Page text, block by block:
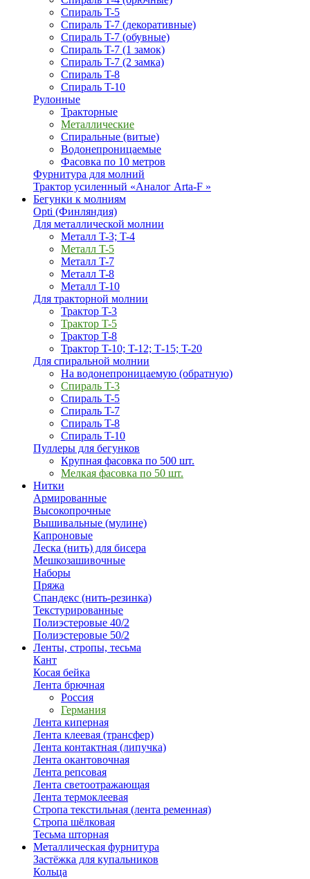
Спираль T-5
Спираль T-7 (декоративные)
Спираль T-7 (обувные)
Спираль T-7 (1 замок)
Спираль T-7 (2 замка)
Спираль T-8
Спираль T-10
Рулонные
Тракторные
Металлические
Спиральные (витые)
Водонепроницаемые
Фасовка по 10 метров
Фурнитура для молний
Трактор усиленный «Аналог Arta-F »
Бегунки к молниям
Opti (Финляндия)
Для металлической молнии
Металл T-3; T-4
Металл T-5
Металл T-7
Металл T-8
Металл T-10
Для тракторной молнии
Трактор T-3
Трактор T-5
Трактор T-8
Трактор T-10; T-12; Т-15; T-20
Для спиральной молнии
На водонепроницаемую (обратную)
Спираль T-3
Спираль T-5
Спираль T-7
Спираль T-8
Спираль T-10
Пуллеры для бегунков
Крупная фасовка по 500 шт.
Мелкая фасовка по 50 шт.
Нитки
Армированные
Высокопрочные
Вышивальные (мулине)
Капроновые
Леска (нить) для бисера
Мешкозашивочные
Наборы
Пряжа
Спандекс (нить-резинка)
Текстурированные
Полиэстеровые 40/2
Полиэстеровые 50/2
Ленты, стропы, тесьма
Кант
Косая бейка
Лента брючная
Россия
Германия
Лента киперная
Лента клеевая (трансфер)
Лента контактная (липучка)
Лента окантовочная
Лента репсовая
Лента светоотражающая
Лента термоклеевая
Стропа текстильная (лента ременная)
Стропа шёлковая
Тесьма шторная
Металлическая фурнитура
Застёжка для купальников
Кольца